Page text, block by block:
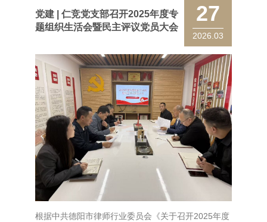
27
2026.03
党建 | 仁竞党支部召开2025年度专
题组织生活会暨民主评议党员大会
根据中共德阳市律师行业委员会《关于召开2025年度